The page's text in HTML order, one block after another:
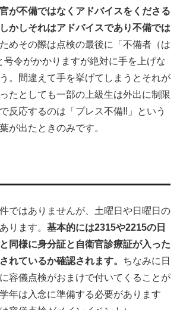
が不備ではなくアドバイスをくださる
かしそれはアドバイスであり不備では
めその際は点検の最後に「不備者（は
号令がかかりますが絶対に手を上げな
。間違えて手を挙げてしまうとそれが
たとしても一部の上級生は外出に制限
反応するのは「プレス不備‼」という
が出たときのみです。
ではありませんが、土曜日や日曜日の
ります。 基本的には2315や2215の日
同様に身分証と自衛官診療証が入った
れているか確認されます。 ちなみに日
容儀点検がおまけで付いてくることが
年は入念に準備する必要があります